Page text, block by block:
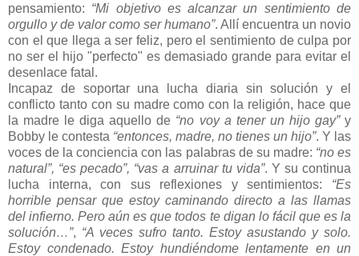
pensamiento: “Mi objetivo es alcanzar un sentimiento de
orgullo y de valor como ser humano”. Allí encuentra un novio
con el que llega a ser feliz, pero el sentimiento de culpa por
no ser el hijo "perfecto" es demasiado grande para evitar el
desenlace fatal.
Incapaz de soportar una lucha diaria sin solución y el
conflicto tanto con su madre como con la religión, hace que
la madre le diga aquello de “no voy a tener un hijo gay”y
Bobby le contesta “entonces, madre, no tienes un hijo”. Y las
voces de la conciencia con las palabras de su madre: “no es
natural”, “es pecado”, “vas a arruinar tu vida”. Y su continua
lucha interna, con sus reflexiones y sentimientos: “Es
horrible pensar que estoy caminando directo a las llamas
del infierno. Pero aún es que todos te digan lo fácil que es la
solución…”, “A veces sufro tanto. Estoy asustando y solo.
Estoy condenado. Estoy hundiéndome lentamente en un